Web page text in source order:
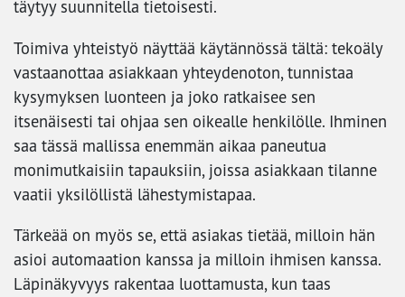
täytyy suunnitella tietoisesti.
Toimiva yhteistyö näyttää käytännössä tältä: tekoäly
vastaanottaa asiakkaan yhteydenoton, tunnistaa
kysymyksen luonteen ja joko ratkaisee sen
itsenäisesti tai ohjaa sen oikealle henkilölle. Ihminen
saa tässä mallissa enemmän aikaa paneutua
monimutkaisiin tapauksiin, joissa asiakkaan tilanne
vaatii yksilöllistä lähestymistapaa.
Tärkeää on myös se, että asiakas tietää, milloin hän
asioi automaation kanssa ja milloin ihmisen kanssa.
Läpinäkyvyys rakentaa luottamusta, kun taas